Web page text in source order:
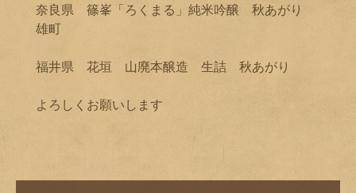
奈良県 篠峯「ろくまる」純米吟醸 秋あがり
雄町
福井県 花垣 山廃本醸造 生詰 秋あがり
よろしくお願いします